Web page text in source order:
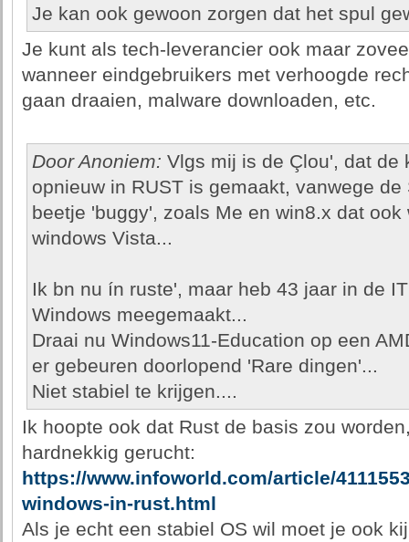
Je kan ook gewoon zorgen dat het spul
Je kunt als tech-leverancier ook maar
wanneer eindgebruikers met verhoogde
gaan draaien, malware downloaden, etc.
Door Anoniem: Vlgs mij is de Çlou', dat de
opnieuw in RUST is gemaakt, vanwege
beetje 'buggy', zoals Me en win8.x dat
windows Vista...
Ik bn nu ín ruste', maar heb 43 jaar in de
Windows meegemaakt...
Draai nu Windows11-Education op een
er gebeuren doorlopend 'Rare dingen'...
Niet stabiel te krijgen....
Ik hoopte ook dat Rust de basis zou
hardnekkig gerucht:
https://www.infoworld.com/article/
windows-in-rust.html
Als je echt een stabiel OS wil moet je ook